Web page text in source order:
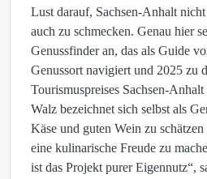
Lust darauf, Sachsen-Anhalt
auch zu schmecken. Genau hier
Genussfinder an, das als Guide
Genussort navigiert und 2025 zu
Tourismuspreises Sachsen-
Walz bezeichnet sich selbst als
Käse und guten Wein zu
eine kulinarische Freude zu
ist das Projekt purer Eigennutz“,